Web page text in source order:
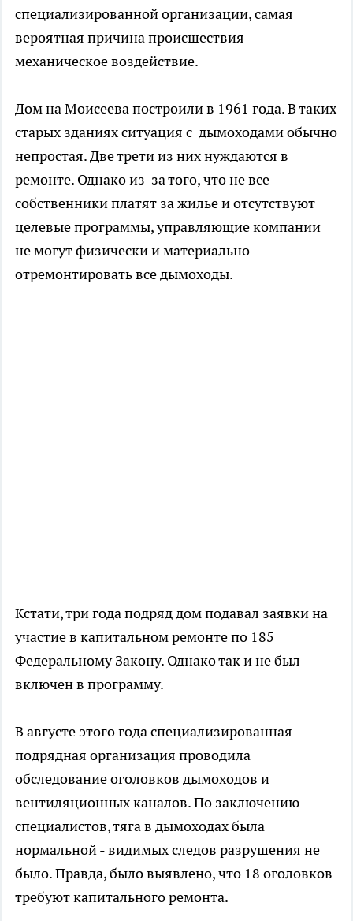
специализированной организации, самая
вероятная причина происшествия –
механическое воздействие.
Дом на Моисеева построили в 1961 года. В таких
старых зданиях ситуация с дымоходами обычно
непростая. Две трети из них нуждаются в
ремонте. Однако из-за того, что не все
собственники платят за жилье и отсутствуют
целевые программы, управляющие компании
не могут физически и материально
отремонтировать все дымоходы.
Кстати, три года подряд дом подавал заявки на
участие в капитальном ремонте по 185
Федеральному Закону. Однако так и не был
включен в программу.
В августе этого года специализированная
подрядная организация проводила
обследование оголовков дымоходов и
вентиляционных каналов. По заключению
специалистов, тяга в дымоходах была
нормальной - видимых следов разрушения не
было. Правда, было выявлено, что 18 оголовков
требуют капитального ремонта.